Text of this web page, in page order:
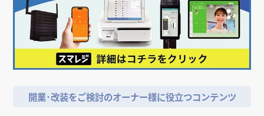
開業･改装をご検討のオーナー様に役立つコンテンツ